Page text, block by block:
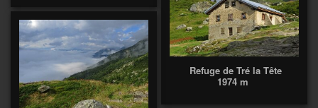
Refuge de Tré la Tête
1974 m